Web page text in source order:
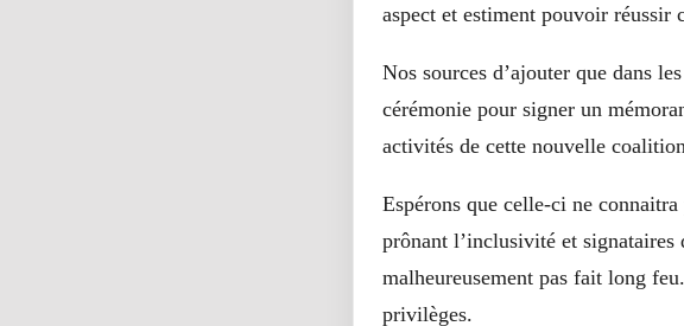
aspect et estiment pouvoir réussir
Nos sources d’ajouter que dans
cérémonie pour signer un
activités de cette nouvelle
Espérons que celle-ci ne
prônant l’inclusivité et
malheureusement pas fait long
privilèges.